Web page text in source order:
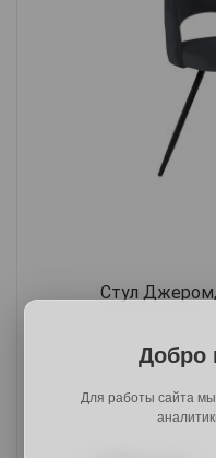
Стул Джером,
Добро
Для работы сайта